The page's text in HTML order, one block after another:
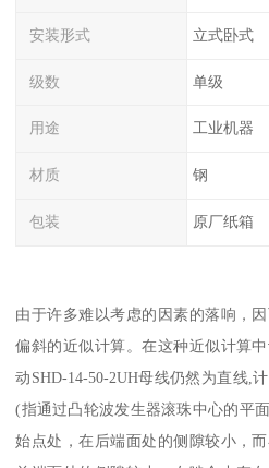
安装形式 立式卧式
级数 单级
用途 工业机器
材质 钢
包装 原厂纸箱
由于许多难以考虑的因素的落响，
偏斜的近似计算。在这种近似计算
动SHD-14-50-2UH母线仍然为直线,
(指通过凸轮波发生器滚珠中心的平
始点处，在后端面处的侧隙较小，